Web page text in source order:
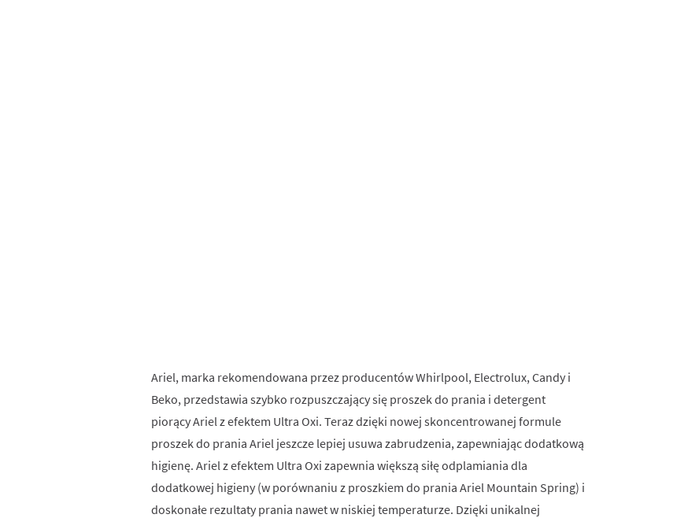
Ariel, marka rekomendowana przez producentów Whirlpool, Electrolux, Candy i
Beko, przedstawia szybko rozpuszczający się proszek do prania i detergent
piorący Ariel z efektem Ultra Oxi. Teraz dzięki nowej skoncentrowanej formule
proszek do prania Ariel jeszcze lepiej usuwa zabrudzenia, zapewniając dodatkową
higienę. Ariel z efektem Ultra Oxi zapewnia większą siłę odplamiania dla
dodatkowej higieny (w porównaniu z proszkiem do prania Ariel Mountain Spring) i
doskonałe rezultaty prania nawet w niskiej temperaturze. Dzięki unikalnej